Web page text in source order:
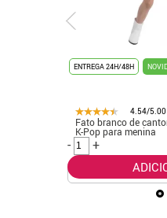
ENTREGA 24H/48H
4.54/5.00
Fato branco de
K-Pop para menina
-
+